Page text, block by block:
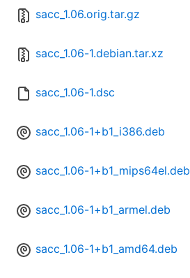
sacc_1.06.orig.tar.gz
sacc_1.06-1.debian.tar.xz
sacc_1.06-1.dsc
sacc_1.06-1+b1_i386.deb
sacc_1.06-1+b1_mips64el.deb
sacc_1.06-1+b1_armel.deb
sacc_1.06-1+b1_amd64.deb